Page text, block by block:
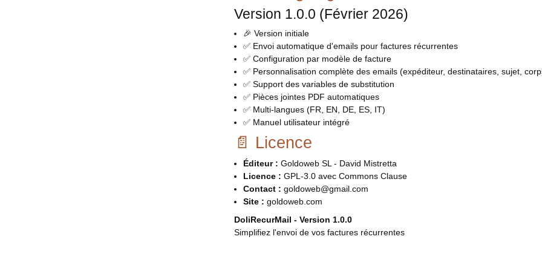
Version 1.0.0 (Février 2026)
🎉 Version initiale
✅ Envoi automatique d'emails pour factures récurrentes
✅ Configuration par modèle de facture
✅ Personnalisation complète des emails (expéditeur, destinataires, sujet,
✅ Support des variables de substitution
✅ Pièces jointes PDF automatiques
✅ Multi-langues (FR, EN, DE, ES, IT)
✅ Manuel utilisateur intégré
📄 Licence
Éditeur : Goldoweb SL - David Mistretta
Licence : GPL-3.0 avec Commons Clause
Contact : goldoweb@gmail.com
Site : goldoweb.com
DoliRecurMail - Version 1.0.0
Simplifiez l'envoi de vos factures récurrentes